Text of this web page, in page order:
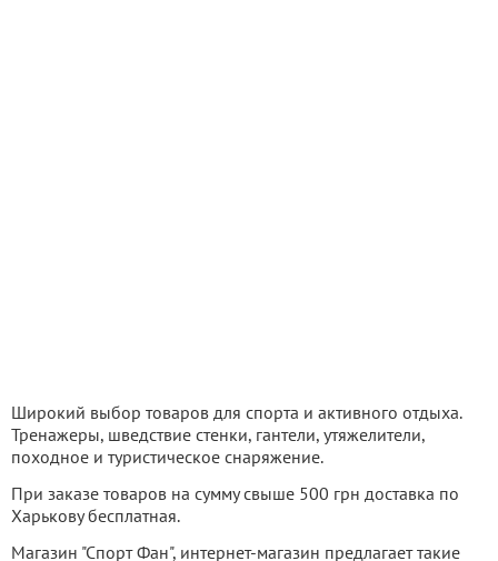
Широкий выбор товаров для спорта и активного отдыха.
Тренажеры, шведствие стенки, гантели, утяжелители,
походное и туристическое снаряжение.
При заказе товаров на сумму свыше 500 грн доставка по
Харькову бесплатная.
Магазин "Спорт Фан", интернет-магазин предлагает такие